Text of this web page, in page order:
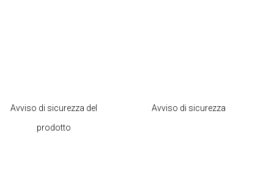
Avviso di sicurezza del
prodotto
Avviso di sicurezza